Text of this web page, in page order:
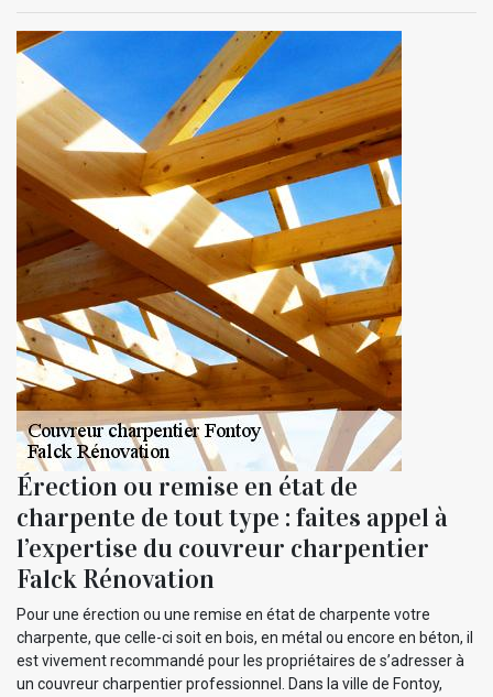
Érection ou remise en état de
charpente de tout type : faites appel à
l’expertise du couvreur charpentier
Falck Rénovation
Pour une érection ou une remise en état de charpente votre
charpente, que celle-ci soit en bois, en métal ou encore en béton, il
est vivement recommandé pour les propriétaires de s’adresser à
un couvreur charpentier professionnel. Dans la ville de Fontoy,